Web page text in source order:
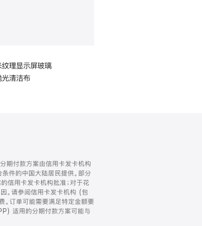
理显示屏玻璃
光清洁布
期付款方案由信用卡发卡机构
件的中国大陆居民提供。部分
信用卡发卡机构批准；对于花
。请参阅信用卡发卡机构 (包
。订单可能需要满足特定金额要
适用的分期付款方案可能与